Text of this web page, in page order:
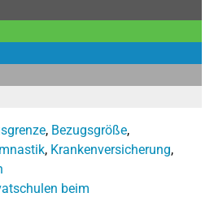
, Bezugsgröße,
, Krankenversicherung,
beim